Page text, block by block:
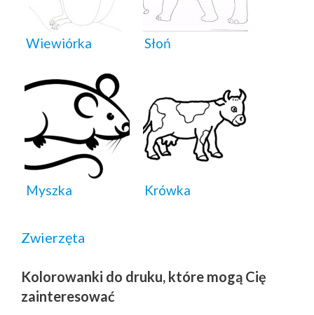
Wiewiórka Słoń
Myszka Krówka
Zwierzęta
Kolorowanki do druku, które mogą Cię
zainteresować